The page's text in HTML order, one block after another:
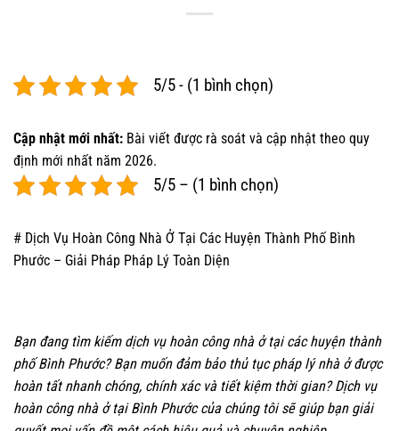
5/5 - (1 bình chọn)
Cập nhật mới nhất: Bài viết được rà soát và cập nhật theo quy
định mới nhất năm 2026.
5/5 – (1 bình chọn)
# Dịch Vụ Hoàn Công Nhà Ở Tại Các Huyện Thành Phố Bình
Phước – Giải Pháp Pháp Lý Toàn Diện
Bạn đang tìm kiếm dịch vụ hoàn công nhà ở tại các huyện thành
phố Bình Phước? Bạn muốn đảm bảo thủ tục pháp lý nhà ở được
hoàn tất nhanh chóng, chính xác và tiết kiệm thời gian? Dịch vụ
hoàn công nhà ở tại Bình Phước của chúng tôi sẽ giúp bạn giải